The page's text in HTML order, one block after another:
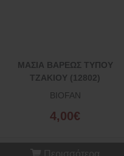
ΜΑΣΙΑ ΒΑΡΕΩΣ ΤΥΠΟΥ
ΤΖΑΚΙΟΥ (12802)
BIOFAN
4,00€